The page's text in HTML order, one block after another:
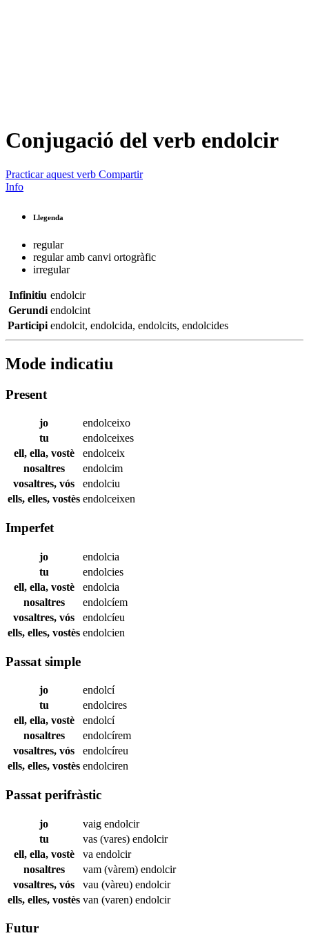
Conjugació del verb endolcir
Practicar aquest verb Compartir
Info
Llegenda
regular
regular amb canvi ortogràfic
irregular
Infinitiu endolcir
Gerundi endolcint
Participi endolcit, endolcida, endolcits, endolcides
Mode indicatiu
Present
jo
endolceixo
tu
endolceixes
ell, ella, vostè
endolceix
nosaltres
endolcim
vosaltres, vós
endolciu
ells, elles, vostès endolceixen
Imperfet
jo
endolcia
tu
endolcies
ell, ella, vostè
endolcia
nosaltres
endolcíem
vosaltres, vós
endolcíeu
ells, elles, vostès endolcien
Passat simple
jo
endolcí
tu
endolcires
ell, ella, vostè
endolcí
nosaltres
endolcírem
vosaltres, vós
endolcíreu
ells, elles, vostès endolciren
Passat perifràstic
jo vaig endolcir
tu
vas (vares) endolcir
ell, ella, vostè
va endolcir
nosaltres
vam (vàrem) endolcir
vosaltres, vós
vau (vàreu) endolcir
ells, elles, vostès van (varen) endolcir
Futur